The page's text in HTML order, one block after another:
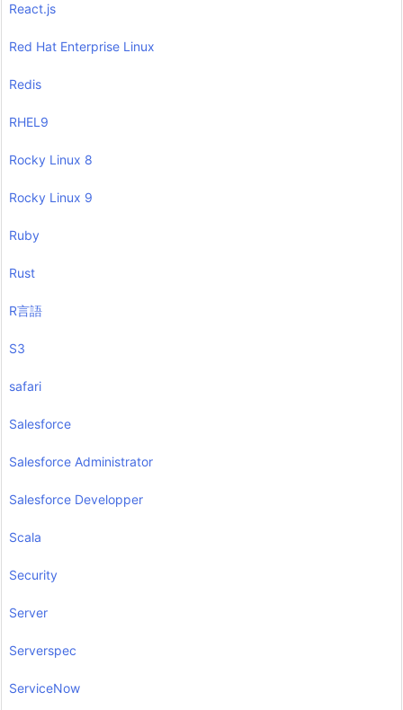
React.js
Red Hat Enterprise Linux
Redis
RHEL9
Rocky Linux 8
Rocky Linux 9
Ruby
Rust
R言語
S3
safari
Salesforce
Salesforce Administrator
Salesforce Developper
Scala
Security
Server
Serverspec
ServiceNow